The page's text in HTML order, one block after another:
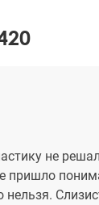
не
пришло
нельзя.